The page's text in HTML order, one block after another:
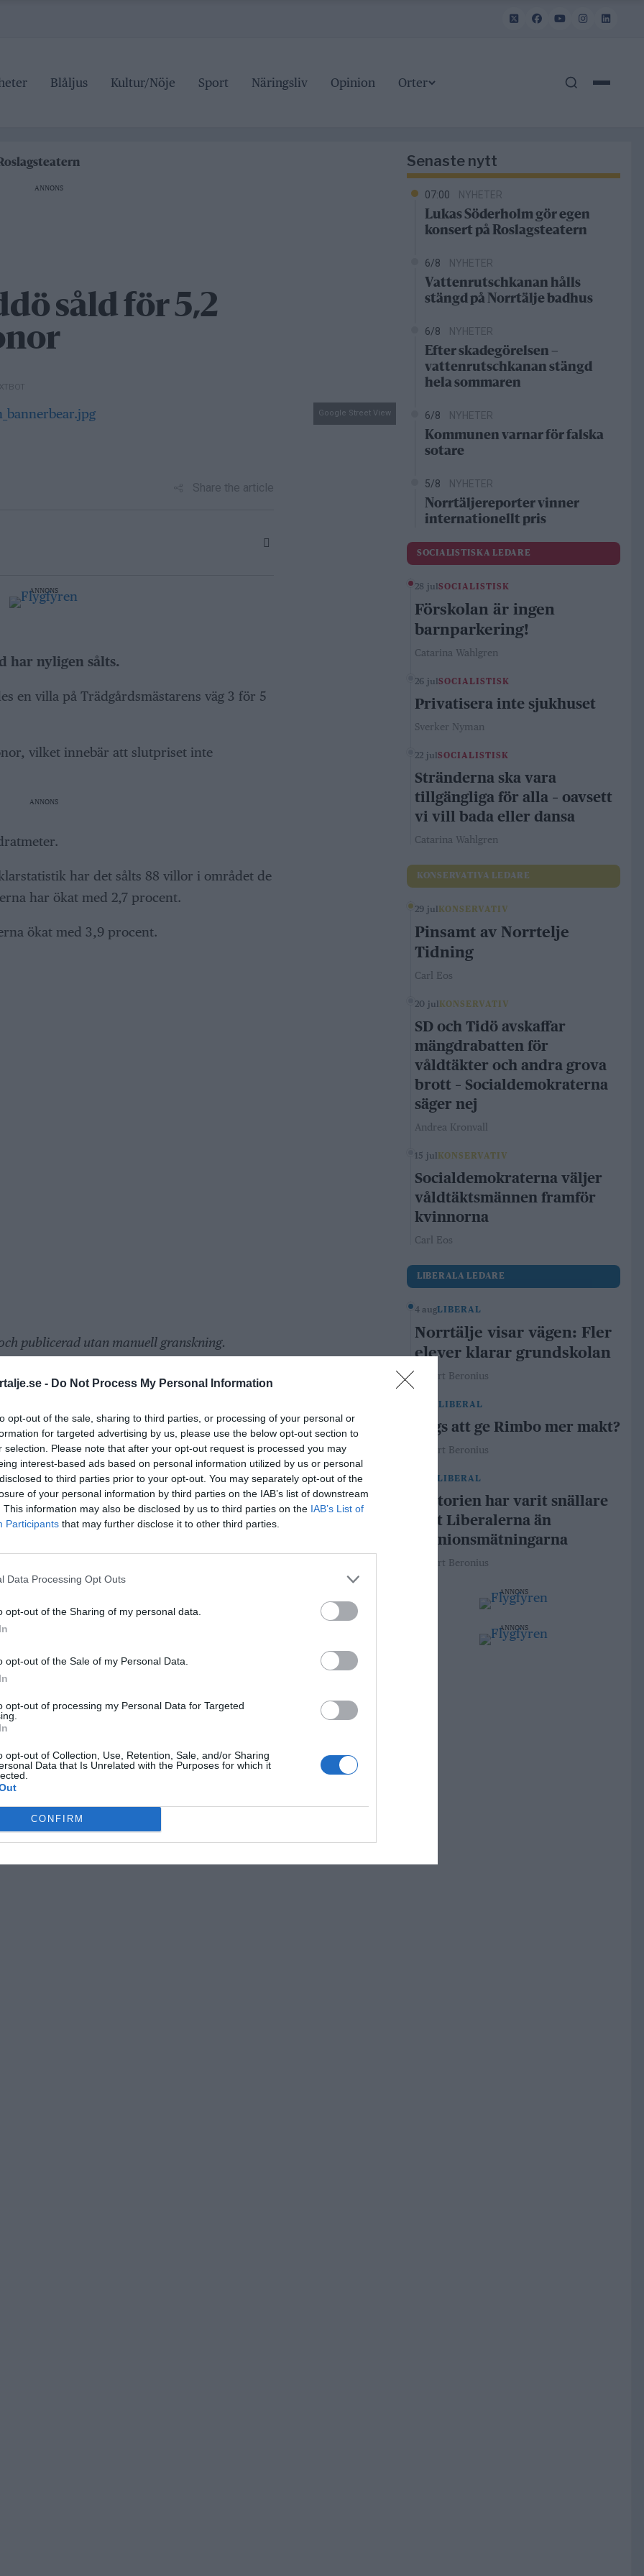
- Do Not Process My Personal Information
opt-out of the sale, sharing to third parties, or processing of your personal or
for targeted advertising by us, please use the below opt-out section to
selection. Please note that after your opt-out request is processed you may
interest-based ads based on personal information utilized by us or personal
to third parties prior to your opt-out. You may separately opt-out of the
of your personal information by third parties on the IAB’s list of downstream
This information may also be disclosed by us to third parties on the IAB’s List of
Participants that may further disclose it to other third parties.
Data Processing Opt Outs
opt-out of the Sharing of my personal data.
opt-out of the Sale of my Personal Data.
opt-out of processing my Personal Data for Targeted
opt-out of Collection, Use, Retention, Sale, and/or Sharing
Data that Is Unrelated with the Purposes for which it
CONFIRM
Blåljus Kultur/Nöje Sport Näringsliv Opinion Orter
badhus
ANNONS
såld för 5,2
Google Street View
Share the article
ANNONS
har nyligen sålts.
en villa på Trädgårdsmästarens väg 3 för 5
vilket innebär att slutpriset inte
ANNONS
har det sålts 88 villor i området de
har ökat med 2,7 procent.
ökat med 3,9 procent.
publicerad utan manuell granskning.
https://ahody.com och kan innehålla fel och
rättelser, kontakta redaktionen här:
fel/
ANNONS
Senaste nytt
07:00 NYHETER
Lukas Söderholm gör egen
konsert på Roslagsteatern
6/8 NYHETER
Vattenrutschkanan hålls
stängd på Norrtälje badhus
6/8 NYHETER
Efter skadegörelsen –
vattenrutschkanan stängd
hela sommaren
6/8 NYHETER
Kommunen varnar för falska
sotare
5/8 NYHETER
Norrtäljereporter vinner
internationellt pris
SOCIALISTISKA LEDARE
28 julSOCIALISTISK
Förskolan är ingen
barnparkering!
Catarina Wahlgren
26 julSOCIALISTISK
Privatisera inte sjukhuset
Sverker Nyman
22 julSOCIALISTISK
Stränderna ska vara
tillgängliga för alla – oavsett
vi vill bada eller dansa
Catarina Wahlgren
KONSERVATIVA LEDARE
29 jul KONSERVATIV
Pinsamt av Norrtelje
Tidning
Carl Eos
20 jul KONSERVATIV
SD och Tidö avskaffar
mängdrabatten för
våldtäkter och andra grova
brott – Socialdemokraterna
säger nej
Andrea Kronvall
15 jul KONSERVATIV
Socialdemokraterna väljer
våldtäktsmännen framför
kvinnorna
Carl Eos
LIBERALA LEDARE
4 augLIBERAL
Norrtälje visar vägen: Fler
elever klarar grundskolan
Robert Beronius
29 julLIBERAL
Dags att ge Rimbo mer makt?
Robert Beronius
LIBERAL
Historien har varit snällare
mot Liberalerna än
opinionsmätningarna
Robert Beronius
ANNONS
ANNONS